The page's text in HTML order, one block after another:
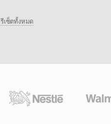
รีเซ็ตทั้งหมด